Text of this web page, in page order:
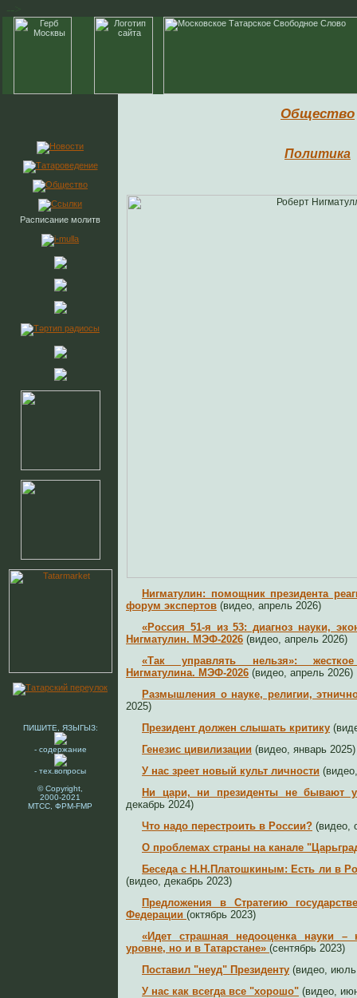
Расписание молитв
ПИШИТЕ, ЯЗЫГЫЗ:
- содержание
- тех.вопросы
© Copyright,
2000-2021
МТСС, ФРМ-FMP
Общество
Политика
Нигматулин: помощник президента
форум экспертов (видео, апрель 2026)
«Россия 51-я из 53: диагноз науки,
Нигматулин. МЭФ-2026 (видео, апрель 2026)
«Так управлять нельзя»:
Нигматулина. МЭФ-2026 (видео, апрель 2026)
Размышления о науке, религии,
2025)
Президент должен слышать критику
Генезис цивилизации (видео, январь 2025)
У нас зреет новый культ личности
Ни цари, ни президенты не бывают
декабрь 2024)
Что надо перестроить в России? (видео,
О проблемах страны на канале
Беседа с Н.Н.Платошкиным: Есть ли в
(видео, декабрь 2023)
Предложения в Стратегию
Федерации (октябрь 2023)
«Идет страшная недооценка науки
уровне, но и в Татарстане» (сентябрь 2023)
Поставил "неуд" Президенту (видео,
У нас как всегда все "хорошо" (видео,